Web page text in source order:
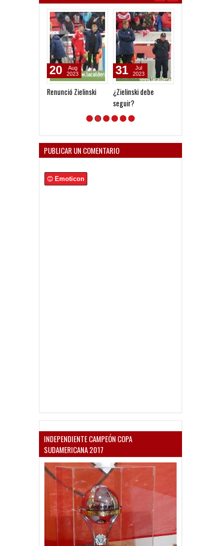
Renunció Zielinski
20
Aug
2023
¿Zielinski debe
seguir?
31
Jul
2023
PUBLICAR UN COMENTARIO
Emoticon
INDEPENDIENTE CAMPEÓN COPA
SUDAMERICANA 2017